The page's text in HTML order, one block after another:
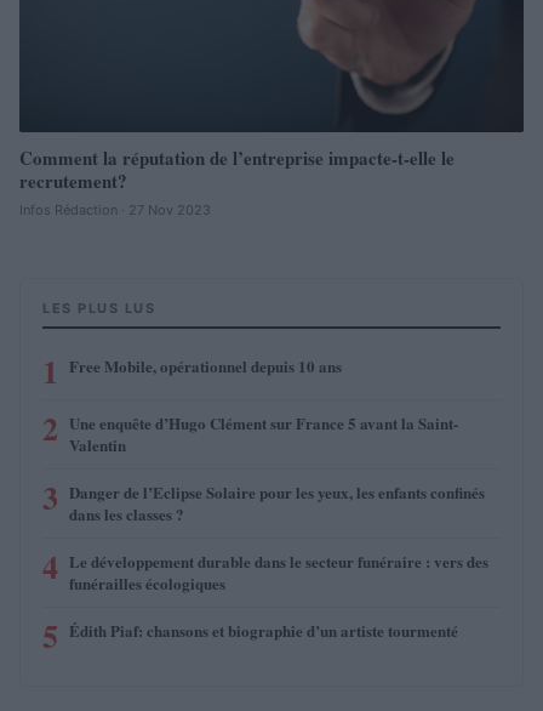
Comment la réputation de l’entreprise impacte-t-elle le
recrutement?
Infos Rédaction · 27 Nov 2023
LES PLUS LUS
1 Free Mobile, opérationnel depuis 10 ans
2 Une enquête d’Hugo Clément sur France 5 avant la Saint-
Valentin
3 Danger de l’Eclipse Solaire pour les yeux, les enfants confinés
dans les classes ?
4 Le développement durable dans le secteur funéraire : vers des
funérailles écologiques
5 Édith Piaf: chansons et biographie d’un artiste tourmenté